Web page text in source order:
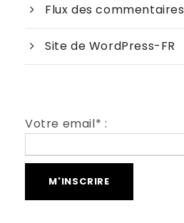
Flux des commentaires
Site de WordPress-FR
Votre email* :